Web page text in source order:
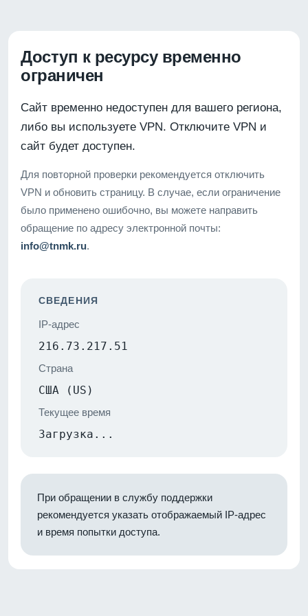
Доступ к ресурсу временно
ограничен
Сайт временно недоступен для вашего региона,
либо вы используете VPN. Отключите VPN и
сайт будет доступен.
Для повторной проверки рекомендуется отключить
VPN и обновить страницу. В случае, если ограничение
было применено ошибочно, вы можете направить
обращение по адресу электронной почты:
info@tnmk.ru.
СВЕДЕНИЯ
IP-адрес
216.73.217.51
Страна
США (US)
Текущее время
Загрузка...
При обращении в службу поддержки
рекомендуется указать отображаемый IP-адрес
и время попытки доступа.